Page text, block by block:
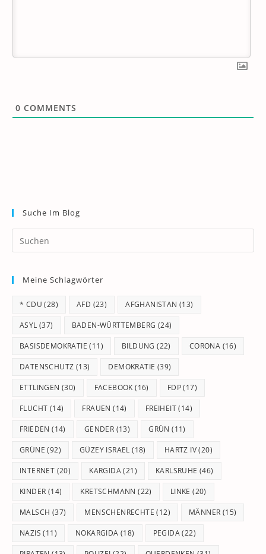
0 COMMENTS
Suche Im Blog
Meine Schlagwörter
* CDU (28) AFD (23) AFGHANISTAN (13)
ASYL (37) BADEN-WÜRTTEMBERG (24)
BASISDEMOKRATIE (11) BILDUNG (22) CORONA (16)
DATENSCHUTZ (13) DEMOKRATIE (39)
ETTLINGEN (30) FACEBOOK (16) FDP(17)
FLUCHT (14) FRAUEN (14) FREIHEIT(14)
FRIEDEN (14) GENDER (13) GRÜN (11)
GRÜNE (92) GÜZEY ISRAEL (18) HARTZ IV(20)
INTERNET (20) KARGIDA(21) KARLSRUHE (46)
KINDER (14) KRETSCHMANN (22) LINKE (20)
MALSCH (37) MENSCHENRECHTE (12) MÄNNER (15)
NAZIS (11) NOKARGIDA (18) PEGIDA(22)